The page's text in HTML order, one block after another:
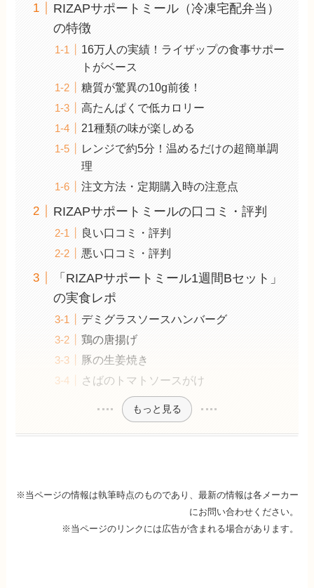
RIZAPサポートミール（冷凍宅配弁当）
の特徴
16万人の実績！ライザップの食事サポー
トがベース
糖質が驚異の10g前後！
高たんぱくで低カロリー
21種類の味が楽しめる
レンジで約5分！温めるだけの超簡単調
理
注文方法・定期購入時の注意点
RIZAPサポートミールの口コミ・評判
良い口コミ・評判
悪い口コミ・評判
「RIZAPサポートミール1週間Bセット」
の実食レポ
デミグラスソースハンバーグ
鶏の唐揚げ
豚の生姜焼き
さばのトマトソースがけ
もっと見る
※当ページの情報は執筆時点のものであり、最新の情報は各メーカー
にお問い合わせください。
※当ページのリンクには広告が含まれる場合があります。